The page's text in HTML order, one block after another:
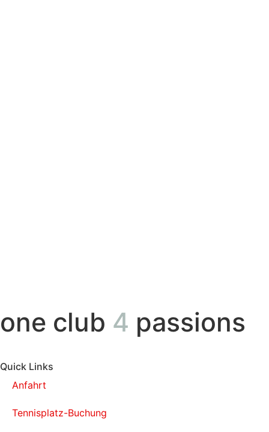
one club 4 passions
Quick Links
Anfahrt
Tennisplatz-Buchung